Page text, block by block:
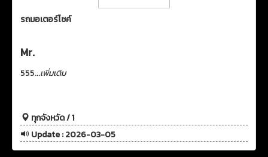
รถมอเตอร์ไซค์
Mr.
555...เพิ่มเติม
ทุกจังหวัด / 1
Update : 2026-03-05